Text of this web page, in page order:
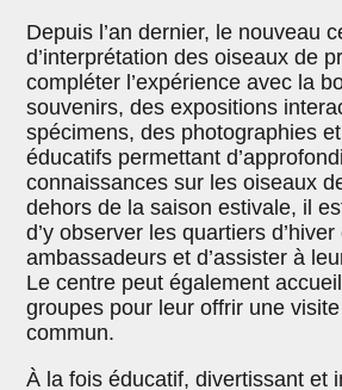
Depuis l’an dernier, le nouveau
d’interprétation des oiseaux de
compléter l’expérience avec la
souvenirs, des expositions
spécimens, des photographies
éducatifs permettant
connaissances sur les oiseaux
dehors de la saison estivale, il
d’y observer les quartiers
ambassadeurs et d’assister à
Le centre peut également
groupes pour leur offrir une
commun.
À la fois éducatif, divertissant et